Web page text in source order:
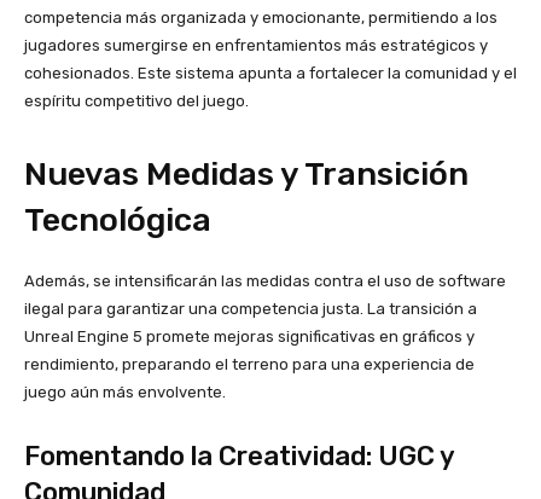
competencia más organizada y emocionante, permitiendo a los
jugadores sumergirse en enfrentamientos más estratégicos y
cohesionados. Este sistema apunta a fortalecer la comunidad y el
espíritu competitivo del juego.
Nuevas Medidas y Transición
Tecnológica
Además, se intensificarán las medidas contra el uso de software
ilegal para garantizar una competencia justa. La transición a
Unreal Engine 5 promete mejoras significativas en gráficos y
rendimiento, preparando el terreno para una experiencia de
juego aún más envolvente.
Fomentando la Creatividad: UGC y
Comunidad